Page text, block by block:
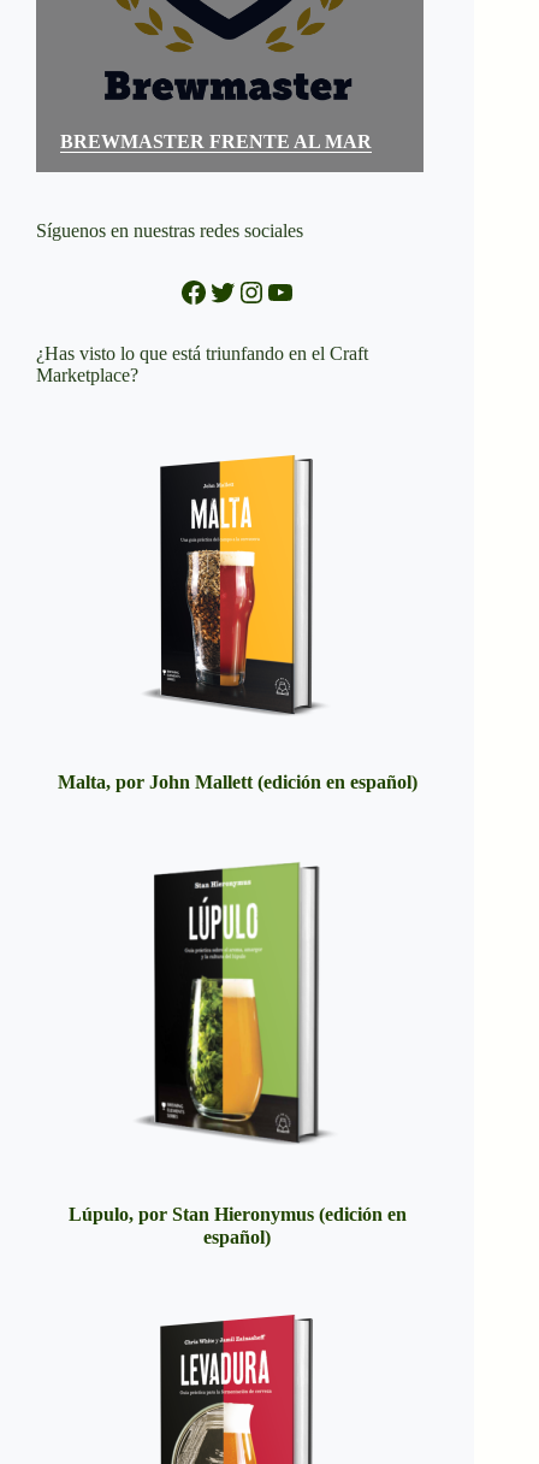
BREWMASTER FRENTE AL MAR
Síguenos en nuestras redes sociales
Facebook
Twitter
Instagram
YouTube
¿Has visto lo que está triunfando en el Craft
Marketplace?
Malta, por John Mallett (edición en español)
Lúpulo, por Stan Hieronymus (edición en
español)